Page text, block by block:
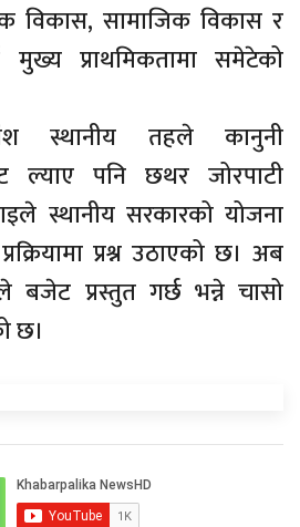
विकास, सामाजिक विकास र
मुख्य प्राथमिकतामा समेटेको
स्थानीय तहले कानुनी
ल्याए पनि छथर जोरपाटी
स्थानीय सरकारको योजना
प्रश्न उठाएको छ। अब
बजेट प्रस्तुत गर्छ भन्ने चासो
छ।